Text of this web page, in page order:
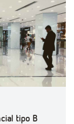
tipo B